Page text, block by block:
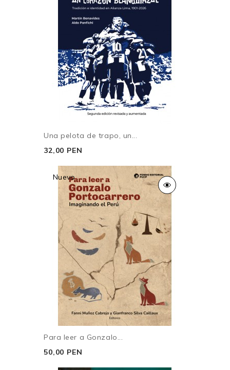
Una pelota de trapo, un...
32,00 PEN
Nuevo
Para leer a Gonzalo...
50,00 PEN